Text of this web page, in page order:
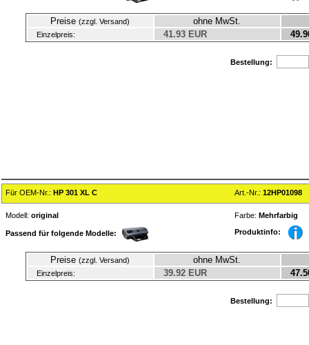
Preise (zzgl. Versand) ohne MwSt.
Einzelpreis: 41.93 EUR
Bestellung:
Für OEM-Nr.: HP 301 XL C Art.-Nr.: 12HP01098
Modell: original Farbe: Mehrfarbig
Passend für folgende Modelle: Produktinfo:
Preise (zzgl. Versand) ohne MwSt.
Einzelpreis: 39.92 EUR
Bestellung: